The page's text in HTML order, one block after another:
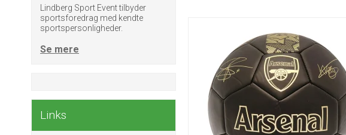
Lindberg Sport Event tilbyder
sportsforedrag med kendte
sportspersonligheder.
Se mere
Links